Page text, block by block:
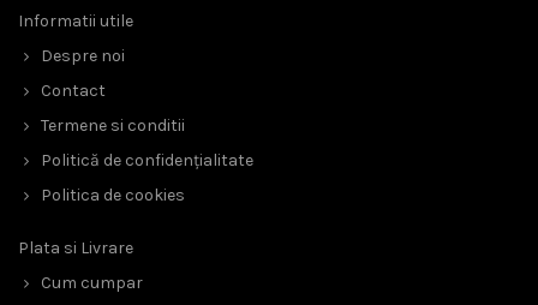
Informatii utile
Despre noi
Contact
Termene si conditii
Politică de confidențialitate
Politica de cookies
Plata si Livrare
Cum cumpar